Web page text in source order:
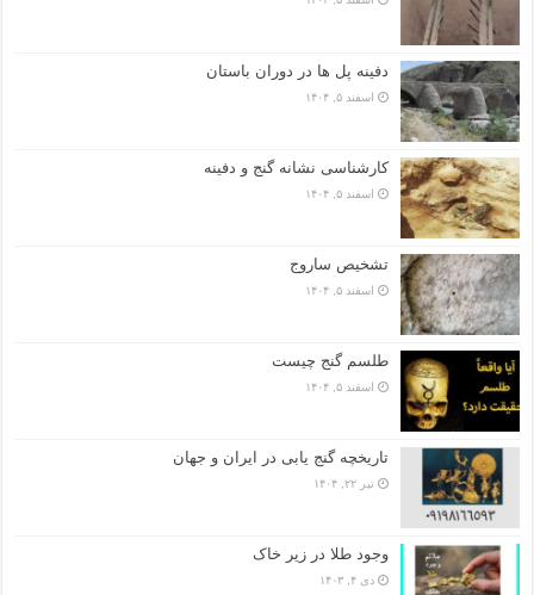
دفینه پل ها در دوران باستان
اسفند ۵, ۱۴۰۴
کارشناسی نشانه گنج و دفینه
اسفند ۵, ۱۴۰۴
تشخیص ساروج
اسفند ۵, ۱۴۰۴
طلسم گنج چیست
اسفند ۵, ۱۴۰۴
تاریخچه گنج‌ یابی در ایران و جهان
تیر ۲۲, ۱۴۰۴
وجود طلا در زیر خاک
دی ۴, ۱۴۰۳